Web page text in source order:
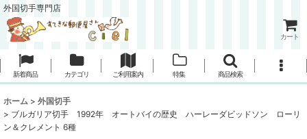
外国切手専門店
カート
新着商品 カテゴリ ご利用案内 特集 商品検索
ホーム > 外国切手
> ブルガリア切手 1992年 オートバイの歴史 ハーレーダビッドソン ローリ
ン＆クレメント 6種